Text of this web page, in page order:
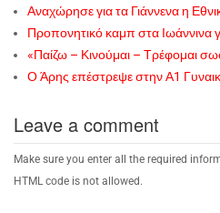
Αναχώρησε για τα Γιάννενα η
Προπονητικό καμπ στα Ιωάννινα
«Παίζω – Κινούμαι – Τρέφομαι
Ο Άρης επέστρεψε στην Α1
Leave a comment
Make sure you enter all the required
HTML code is not allowed.